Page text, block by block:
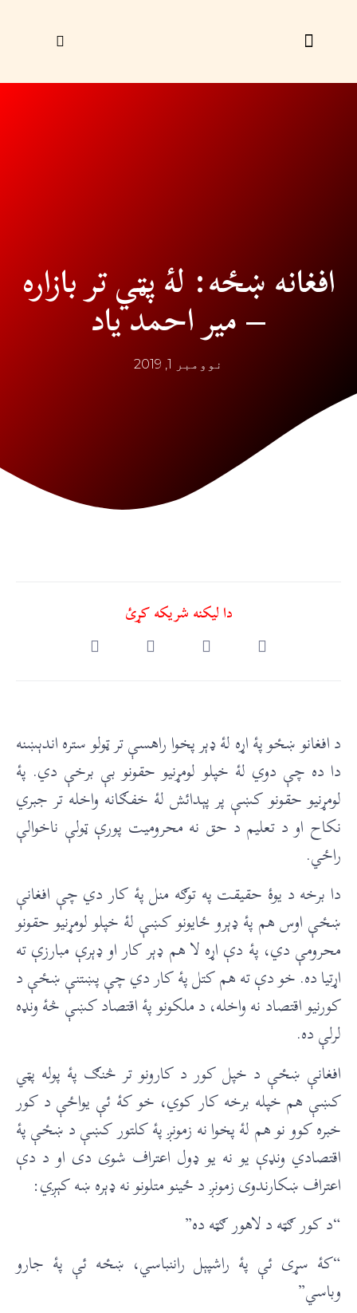
افغانه ښځه: لۀ پټي تر بازاره
– میر احمد یاد
نوومبر 1, 2019
دا ليکنه شريکه کړئ
د افغانو ښځو پۀ اړه لۀ ډېر پخوا راهسې تر ټولو ستره اندېښنه
دا ده چې دوي لۀ خپلو لومړنیو حقونو بې برخې دي. پۀ
لومړنیو حقونو کښې پر پېدائش لۀ خفګانه واخله تر جبري
نکاح او د تعلیم د حق نه محرومیت پورې ټولې ناخوالې
راځي.
دا برخه د یوۀ حقیقت په توګه منل پۀ کار دي چې افغانې
ښځې اوس هم پۀ ډېرو ځایونو کښې لۀ خپلو لومړنیو حقونو
محرومې دي، پۀ دې اړه لا هم ډېر کار او ډېرې مبارزې ته
اړتیا ده. خو دې ته هم کتل پۀ کار دي چې پښتنې ښځې د
کورنیو اقتصاد نه واخله، د ملکونو پۀ اقتصاد کښې څۀ ونډه
لرلې ده.
افغانې ښځې د خپل کور د کارونو تر څنګ پۀ پوله پټي
کښې هم خپله برخه کار کوي، خو کۀ ئې یواځې د کور
خبره کوو نو هم لۀ پخوا نه زمونږ پۀ کلتور کښې د ښځې پۀ
اقتصادي ونډې یو نه یو ډول اعتراف شوی دی او د دې
اعتراف ښکارندوی زمونږ د ځینو متلونو نه ډېره ښه کېږي:
“د کور ګټه د لاهور ګټه ده”
“کۀ سړی ئې پۀ راشپېل راننباسي، ښځه ئې پۀ جارو
وباسي”